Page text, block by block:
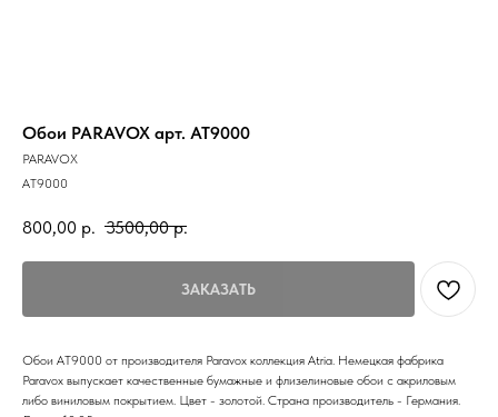
Обои PARAVOX арт. AT9000
PARAVOX
AT9000
800,00 р. 3500,00 р.
ЗАКАЗАТЬ
Обои AT9000 от производителя Paravox коллекция Atria. Немецкая фабрика
Paravox выпускает качественные бумажные и флизелиновые обои с акриловым
либо виниловым покрытием. Цвет - золотой. Страна производитель - Германия.